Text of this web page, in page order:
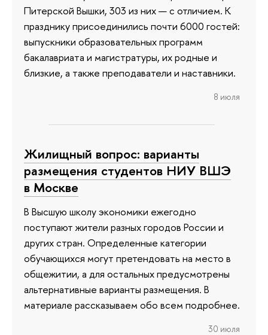
Питерской Вышки, 303 из них — с отличием. К
празднику присоединились почти 6000 гостей:
выпускники образовательных программ
бакалавриата и магистратуры, их родные и
близкие, а также преподаватели и наставники.
8 июля
Жилищный вопрос: варианты
размещения студентов НИУ ВШЭ
в Москве
В Высшую школу экономики ежегодно
поступают жители разных городов России и
других стран. Определенные категории
обучающихся могут претендовать на место в
общежитии, а для остальных предусмотрены
альтернативные варианты размещения. В
материале рассказываем обо всем подробнее.
30 июля